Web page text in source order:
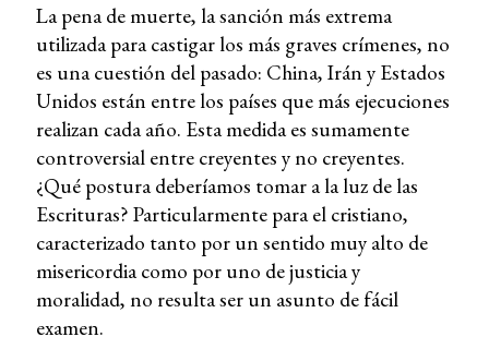
La pena de muerte, la sanción más extrema
utilizada para castigar los más graves crímenes, no
es una cuestión del pasado: China, Irán y Estados
Unidos están entre los países que más ejecuciones
realizan cada año. Esta medida es sumamente
controversial entre creyentes y no creyentes.
¿Qué postura deberíamos tomar a la luz de las
Escrituras? Particularmente para el cristiano,
caracterizado tanto por un sentido muy alto de
misericordia como por uno de justicia y
moralidad, no resulta ser un asunto de fácil
examen.